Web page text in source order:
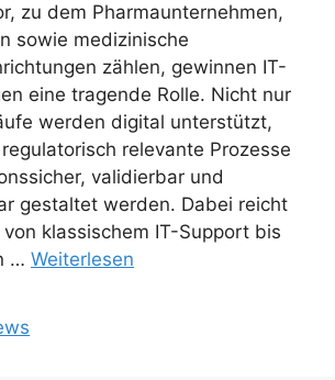
zu dem Pharmaunternehmen,
sowie medizinische
zählen, gewinnen IT-
eine tragende Rolle. Nicht nur
werden digital unterstützt,
relevante Prozesse
validierbar und
gestaltet werden. Dabei reicht
klassischem IT-Support bis
… Weiterlesen